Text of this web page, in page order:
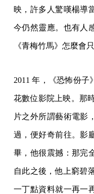
映，許多人驚嘆楊導
今仍然靈應。也有人
《青梅竹馬》怎麼會
2011 年，《恐怖份
花數位影院上映。那
片之外所謂藝術電影
過，便好奇前往。影
畢，他很震撼：那完
自此之後，他上窮碧
一丁點資料就一再一